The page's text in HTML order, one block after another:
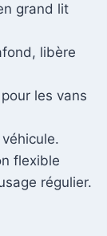
grand lit
libère
les vans
flexible
régulier.